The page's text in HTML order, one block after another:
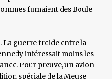
fumaient des Boule
La guerre froide entre la
intéressait moins les
Pour preuve, un avion
spéciale de la Meuse